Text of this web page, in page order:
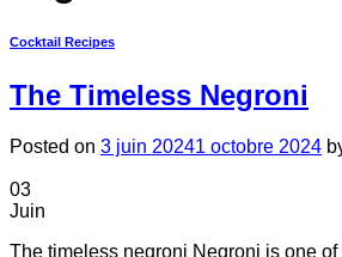
Cocktail Recipes
The Timeless Negroni
Posted on 3 juin 20241 octobre 2024
03
Juin
The timeless negroni Negroni is one